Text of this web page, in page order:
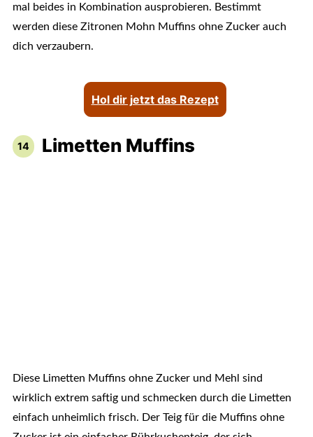
mal beides in Kombination ausprobieren. Bestimmt
werden diese Zitronen Mohn Muffins ohne Zucker auch
dich verzaubern.
Hol dir jetzt das Rezept
Limetten Muffins
Diese Limetten Muffins ohne Zucker und Mehl sind
wirklich extrem saftig und schmecken durch die Limetten
einfach unheimlich frisch. Der Teig für die Muffins ohne